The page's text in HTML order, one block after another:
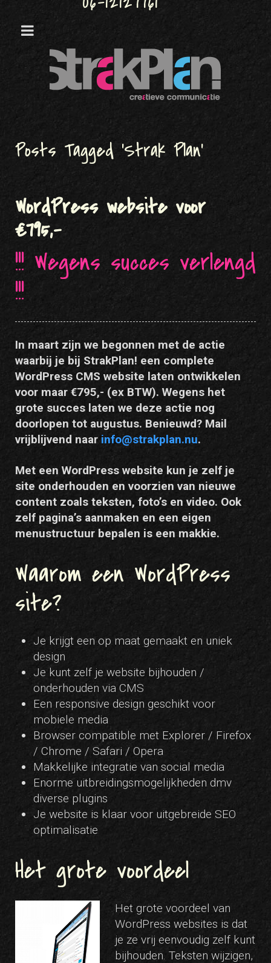
Posts Tagged ‘Strak Plan’
WordPress website voor
€795,-
!!! Wegens succes verlengd
!!!
In maart zijn we begonnen met de actie
waarbij je bij StrakPlan! een complete
WordPress CMS website laten ontwikkelen
voor maar €795,- (ex BTW). Wegens het
grote succes laten we deze actie nog
doorlopen tot augustus. Benieuwd? Mail
vrijblijvend naarinfo@strakplan.nu.
Met een WordPress website kun je zelf je
site onderhouden en voorzien van nieuwe
content zoals teksten, foto’s en video. Ook
zelf pagina’s aanmaken en een eigen
menustructuur bepalen is een makkie.
Waarom een WordPress
site?
Je krijgt een op maat gemaakt en uniek
design
Je kunt zelf je website bijhouden /
onderhouden via CMS
Een responsive design geschikt voor
mobiele media
Browser compatible met Explorer / Firefox
/ Chrome / Safari / Opera
Makkelijke integratie van social media
Enorme uitbreidingsmogelijkheden dmv
diverse plugins
Je website is klaar voor uitgebreide SEO
optimalisatie
Het grote voordeel
Het grote voordeel van
WordPress websites is dat
je ze vrij eenvoudig zelf kunt
bijhouden. Teksten wijzigen,